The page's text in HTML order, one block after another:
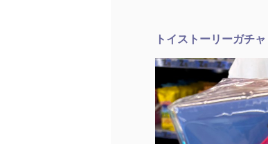
トイストーリーガチ